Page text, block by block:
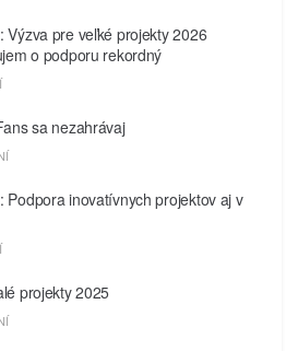
Výzva pre veľké projekty 2026
o podporu rekordný
sa nezahrávaj
Podpora inovatívnych projektov aj v
projekty 2025